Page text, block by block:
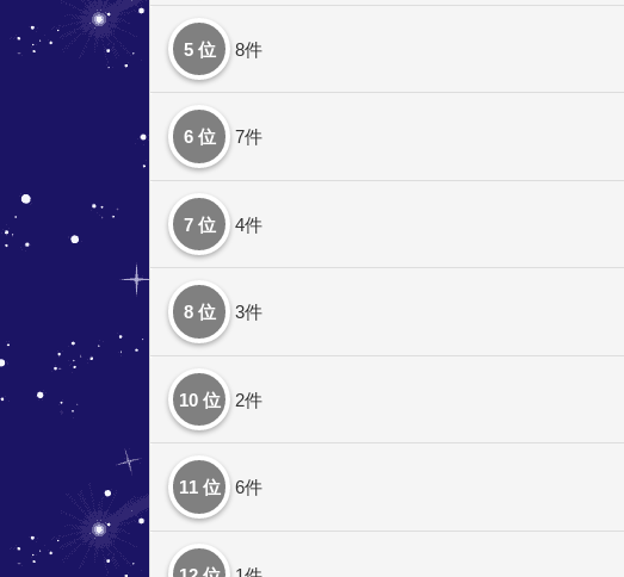
5 位 8件
6 位 7件
7 位 4件
8 位 3件
10 位 2件
11 位 6件